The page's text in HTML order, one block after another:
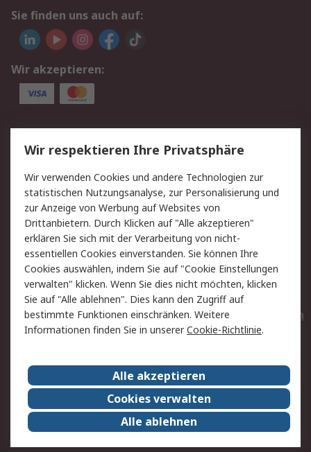
Sie finden uns auch auf:
Wir akzeptieren:
Service
Value Added Services
Lieferlösungen
Rücksendungen
Kontakt
Hilfe
Privatkunden
Rechtliches
AGB
Datenschutz
Cookie-Richtlinie
Zahlungsbedingungen
Copyright/Impressum
Entsorgung
Elektrogeräte/Batterien
RS weltweit
Karriere bei RS
Nachhaltigkeit
Qualität/Umwelt/ZertifikatePresse-Center
Event-Center
Wir respektieren Ihre Privatsphäre
Wir verwenden Cookies und andere Technologien zur
statistischen Nutzungsanalyse, zur Personalisierung und
zur Anzeige von Werbung auf Websites von
Drittanbietern. Durch Klicken auf "Alle akzeptieren"
erklären Sie sich mit der Verarbeitung von nicht-
essentiellen Cookies einverstanden. Sie können Ihre
Cookies auswählen, indem Sie auf "Cookie Einstellungen
verwalten" klicken. Wenn Sie dies nicht möchten, klicken
Sie auf "Alle ablehnen". Dies kann den Zugriff auf
bestimmte Funktionen einschränken. Weitere
Informationen finden Sie in unsererCookie-Richtlinie.
Alle akzeptieren
Cookies verwalten
Alle ablehnen